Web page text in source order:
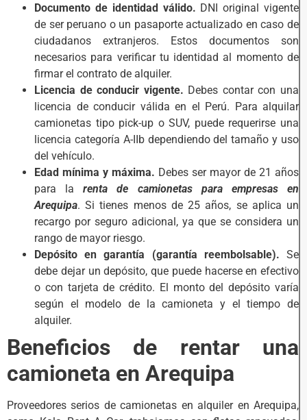
Documento de identidad válido. DNI original vigente
de ser peruano o un pasaporte actualizado en caso de
ciudadanos extranjeros. Estos documentos son
necesarios para verificar tu identidad al momento de
firmar el contrato de alquiler.
Licencia de conducir vigente. Debes contar con una
licencia de conducir válida en el Perú. Para alquilar
camionetas tipo pick-up o SUV, puede requerirse una
licencia categoría A-IIb dependiendo del tamaño y uso
del vehículo.
Edad mínima y máxima. Debes ser mayor de 21 años
para larenta de camionetas para empresas en
Arequipa. Si tienes menos de 25 años, se aplica un
recargo por seguro adicional, ya que se considera un
rango de mayor riesgo.
Depósito en garantía (garantía reembolsable). Se
debe dejar un depósito, que puede hacerse en efectivo
o con tarjeta de crédito. El monto del depósito varía
según el modelo de la camioneta y el tiempo de
alquiler.
Beneficios de rentar una
camioneta en Arequipa
Proveedores serios de camionetas en alquiler en Arequipa,